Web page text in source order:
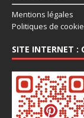
Mentions légales
Politiques de
SITE INTERNET :